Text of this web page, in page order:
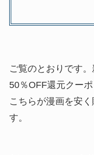
ご覧のとおりです
50％OFF還元クー
こちらが漫画を安
す。